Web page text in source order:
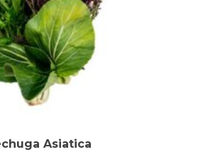
Asiatica